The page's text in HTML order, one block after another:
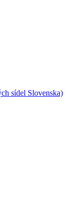
sídel Slovenska)